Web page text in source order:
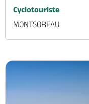
Cyclotouriste
MONTSOREAU